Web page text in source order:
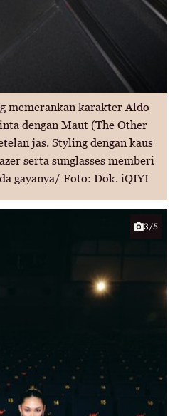
memerankan karakter Aldo
dengan Maut (The Other
jas. Styling dengan kaus
serta sunglasses memberi
gayanya/ Foto: Dok. iQIYI
3/5